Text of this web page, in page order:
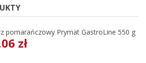
pomarańczowy Prymat GastroLine 550 g
zł